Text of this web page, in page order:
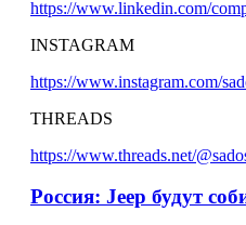
https://www.linkedin.com/
INSTAGRAM
https://www.instagram.com/
THREADS
https://www.threads.net/
Россия: Jeep будут